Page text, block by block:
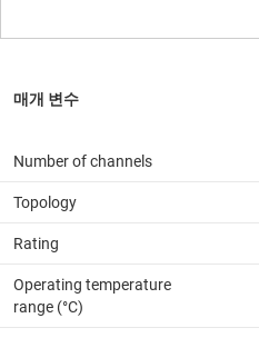
Number of channels
Topology
Rating
Operating temperature
range (°C)